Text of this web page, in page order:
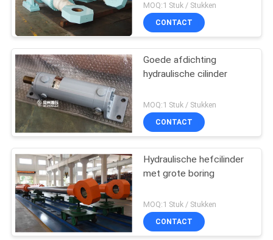
MOQ:1 Stuk / Stukken
CONTACT
Goede afdichting
hydraulische cilinder
MOQ:1 Stuk / Stukken
CONTACT
Hydraulische hefcilinder
met grote boring
MOQ:1 Stuk / Stukken
CONTACT